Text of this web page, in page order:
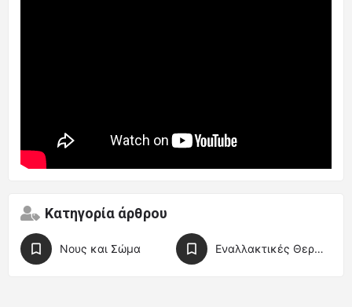
Κατηγορία άρθρου
Νους και Σώμα Εναλλακτικές Θεραπείες